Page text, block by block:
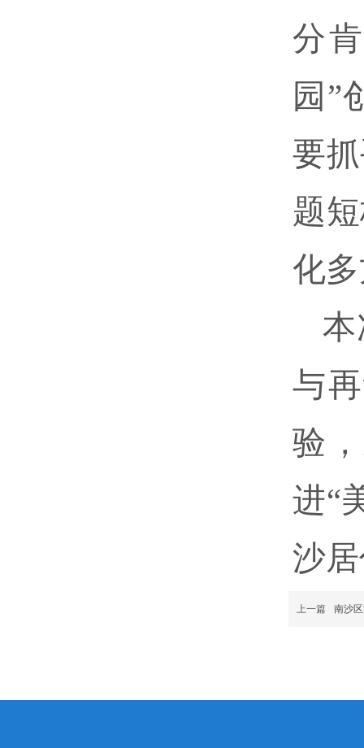
分
园”
要
题
化
本
与
验
进“
沙
上一篇 南沙